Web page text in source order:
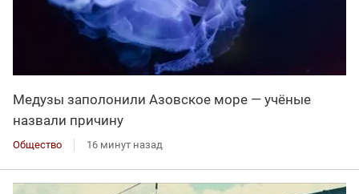
Медузы заполонили Азовское море — учёные
назвали причину
Общество 16 минут назад